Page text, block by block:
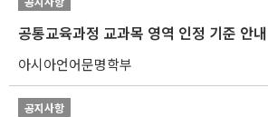
공통교육과정 교과목 영역 인정 기준 안내
아시아언어문명학부
공지사항